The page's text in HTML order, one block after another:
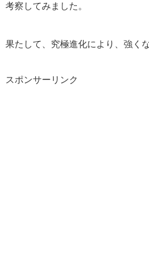
考察してみました。
果たして、究極進化により、強く
スポンサーリンク